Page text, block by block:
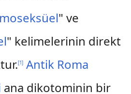
" ve
" kelimelerinin direkt
[1] Antik Roma
ana dikotominin bir